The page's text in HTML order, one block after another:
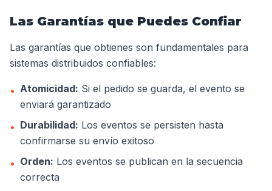
Las Garantías que Puedes Confiar
Las garantías que obtienes son fundamentales para
sistemas distribuidos confiables:
• Atomicidad: Si el pedido se guarda, el evento se
enviará garantizado
• Durabilidad: Los eventos se persisten hasta
confirmarse su envío exitoso
• Orden: Los eventos se publican en la secuencia
correcta